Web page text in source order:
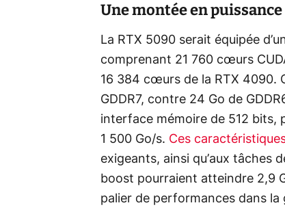
Une montée en
La RTX 5090 serait équipée
comprenant 21 760 cœurs
16 384 cœurs de la RTX 4090.
GDDR7, contre 24 Go de
interface mémoire de 512 bits,
1 500 Go/s. Ces
exigeants, ainsi qu’aux tâches
boost pourraient atteindre 2,9
palier de performances dans la